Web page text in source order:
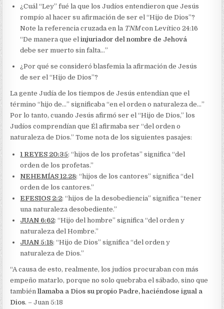
¿Cuál “Ley” fué la que los Judíos entendieron que Jesús
rompío al hacer su afirmación de ser el “Hijo de Dios”?
Note la referencia cruzada en la TNMcon Levítico 24:16
“De manera que elinjuriador del nombre de Jehová
debe ser muerto sin falta…”
¿Por qué se consideró blasfemia la afirmación de Jesús
de ser el “Hijo de Dios”?
La gente Judía de los tiempos de Jesús entendían que el
término “hijo de…” significaba “en el orden o naturaleza de…”
Por lo tanto, cuando Jesús afirmó ser el “Hijo de Dios,” los
Judíos comprendían que Él afirmaba ser “del orden o
naturaleza de Dios.” Tome nota de los siguientes pasajes:
1 REYES 20:35: “hijos de los profetas” significa “del
orden de los profetas.”
NEHEMÍAS 12.28: “hijos de los cantores” significa “del
orden de los cantores.”
EFESIOS 2:2: “hijos de la desobediencia” significa “tener
una naturaleza desobediente.”
JUAN 6:62: “Hijo del hombre” significa “del orden y
naturaleza del Hombre.”
JUAN 5:18: “Hijo de Dios” significa “del orden y
naturaleza de Dios.”
“A causa de esto, realmente, los judíos procuraban con más
empeño matarlo, porque no solo quebraba el sábado, sino que
tambiénllamaba a Dios su propio Padre, haciéndose igual a
Dios. – Juan 5:18